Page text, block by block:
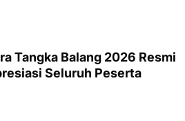
Tangka Balang 2026 Resmi
Seluruh Peserta